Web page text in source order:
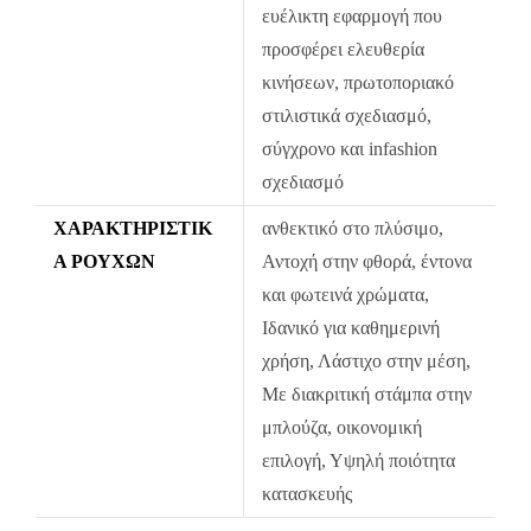
Τα προϊόντα πρέπει να είναι άθικτα, αφόρετα, να μην έχουν πλυθεί
και να έχουν το καρτελάκι της αγοράς τους.
Οι αλλαγές πραγματοποιούνται με τη διαδικασία της παραλαβής
Η πρώτη αλλαγή κοστίζει 5€ για Ελλάδα όλη την Ελλάδα. Οι
επόμενες αλλαγές είναι +8.50€
Σε περίπτωση που κάποιο προϊόν έχει παραδοθεί σε κάποιον
πελάτη μας και είναι ελαττωματικό χωρίς να γίνει αντιληπτό από
χωρίς καμία οικονομική επιβάρυνση του πελάτη.
ευέλικτη εφαρμογή που
προσφέρει ελευθερία
κινήσεων, πρωτοποριακό
στιλιστικά σχεδιασμό,
σύγχρονο και infashion
σχεδιασμό
ΧΑΡΑΚΤΗΡΙΣΤΙΚ
Ά ΡΟΎΧΩΝ
ανθεκτικό στο πλύσιμο,
Αντοχή στην φθορά, έντονα
και φωτεινά χρώματα,
Ιδανικό για καθημερινή
χρήση, Λάστιχο στην μέση,
Με διακριτική στάμπα στην
μπλούζα, οικονομική
επιλογή, Υψηλή ποιότητα
κατασκευής